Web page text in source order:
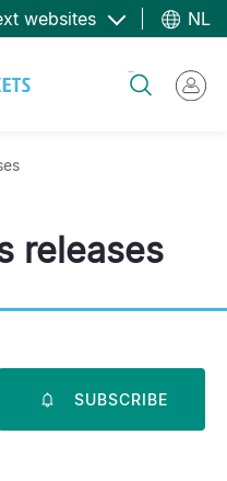
websites NL
releases
SUBSCRIBE